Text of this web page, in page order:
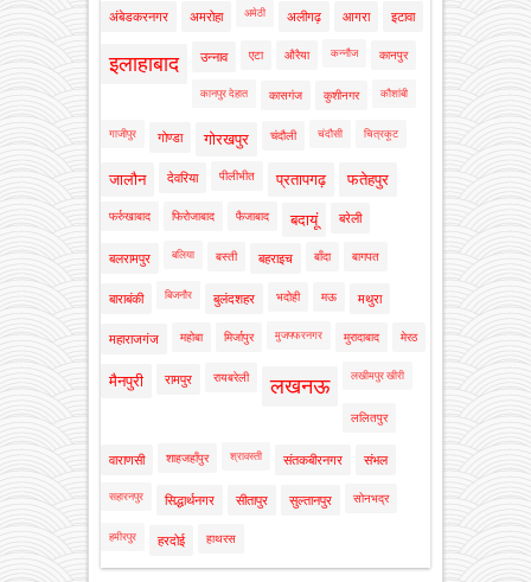
अंबेडकरनगर अमरोहा अमेठी अलीगढ़ आगरा इटावा
इलाहाबाद उन्नाव एटा औरैया कन्नौज कानपुर
कानपुर देहात कासगंज कुशीनगर कौशांबी
गाजीपुर गोण्डा गोरखपुर चंदौली चंदौसी चित्रकूट
जालौन देवरिया पीलीभीत प्रतापगढ़ फतेहपुर
फर्रुखाबाद फिरोजाबाद फैजाबाद बदायूं बरेली
बलरामपुर बलिया बस्ती बहराइच बाँदा बागपत
बाराबंकी बिजनौर बुलंदशहर भदोही मऊ मथुरा
महाराजगंज महोबा मिर्जापुर मुजफ्फरनगर मुरादाबाद मेरठ
मैनपुरी रामपुर रायबरेली लखनऊ लखीमपुर खीरी
ललितपुर
वाराणसी शाहजहाँपुर श्रावस्ती संतकबीरनगर संभल
सहारनपुर सिद्धार्थनगर सीतापुर सुल्तानपुर सोनभद्र
हमीरपुर हरदोई हाथरस